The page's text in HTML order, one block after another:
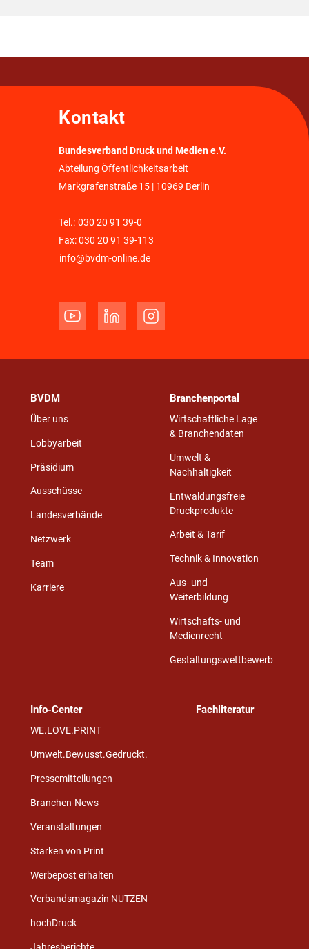
Kontakt
Bundesverband Druck und Medien e.V.
Abteilung Öffentlichkeitsarbeit
Markgrafenstraße 15 | 10969 Berlin
Tel.: 030 20 91 39-0
Fax: 030 20 91 39-113
info@bvdm-online.de
BVDM
Über uns
Lobbyarbeit
Präsidium
Ausschüsse
Landesverbände
Netzwerk
Team
Karriere
Branchenportal
Wirtschaftliche Lage
& Branchendaten
Umwelt &
Nachhaltigkeit
Entwaldungsfreie
Druckprodukte
Arbeit & Tarif
Technik & Innovation
Aus- und
Weiterbildung
Wirtschafts- und
Medienrecht
Gestaltungswettbewerb
Info-Center
WE.LOVE.PRINT
Umwelt.Bewusst.Gedruckt.
Pressemitteilungen
Branchen-News
Veranstaltungen
Stärken von Print
Werbepost erhalten
Verbandsmagazin NUTZEN
hochDruck
Fachliteratur